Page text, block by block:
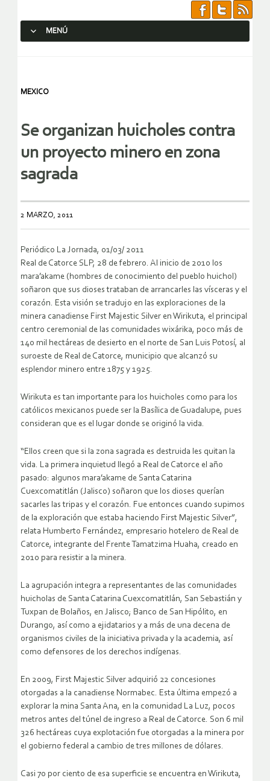
MENÚ
MEXICO
Se organizan huicholes contra
un proyecto minero en zona
sagrada
2 MARZO, 2011
Periódico La Jornada, 01/03/ 2011
Real de Catorce SLP, 28 de febrero. Al inicio de 2010 los
mara’akame (hombres de conocimiento del pueblo huichol)
soñaron que sus dioses trataban de arrancarles las vísceras y el
corazón. Esta visión se tradujo en las exploraciones de la
minera canadiense First Majestic Silver en Wirikuta, el principal
centro ceremonial de las comunidades wixárika, poco más de
140 mil hectáreas de desierto en el norte de San Luis Potosí, al
suroeste de Real de Catorce, municipio que alcanzó su
esplendor minero entre 1875 y 1925.
Wirikuta es tan importante para los huicholes como para los
católicos mexicanos puede ser la Basílica de Guadalupe, pues
consideran que es el lugar donde se originó la vida.
“Ellos creen que si la zona sagrada es destruida les quitan la
vida. La primera inquietud llegó a Real de Catorce el año
pasado: algunos mara’akame de Santa Catarina
Cuexcomatitlán (Jalisco) soñaron que los dioses querían
sacarles las tripas y el corazón. Fue entonces cuando supimos
de la exploración que estaba haciendo First Majestic Silver”,
relata Humberto Fernández, empresario hotelero de Real de
Catorce, integrante del Frente Tamatzima Huaha, creado en
2010 para resistir a la minera.
La agrupación integra a representantes de las comunidades
huicholas de Santa Catarina Cuexcomatitlán, San Sebastián y
Tuxpan de Bolaños, en Jalisco; Banco de San Hipólito, en
Durango, así como a ejidatarios y a más de una decena de
organismos civiles de la iniciativa privada y la academia, así
como defensores de los derechos indígenas.
En 2009, First Majestic Silver adquirió 22 concesiones
otorgadas a la canadiense Normabec. Esta última empezó a
explorar la mina Santa Ana, en la comunidad La Luz, pocos
metros antes del túnel de ingreso a Real de Catorce. Son 6 mil
326 hectáreas cuya explotación fue otorgadas a la minera por
el gobierno federal a cambio de tres millones de dólares.
Casi 70 por ciento de esa superficie se encuentra en Wirikuta,